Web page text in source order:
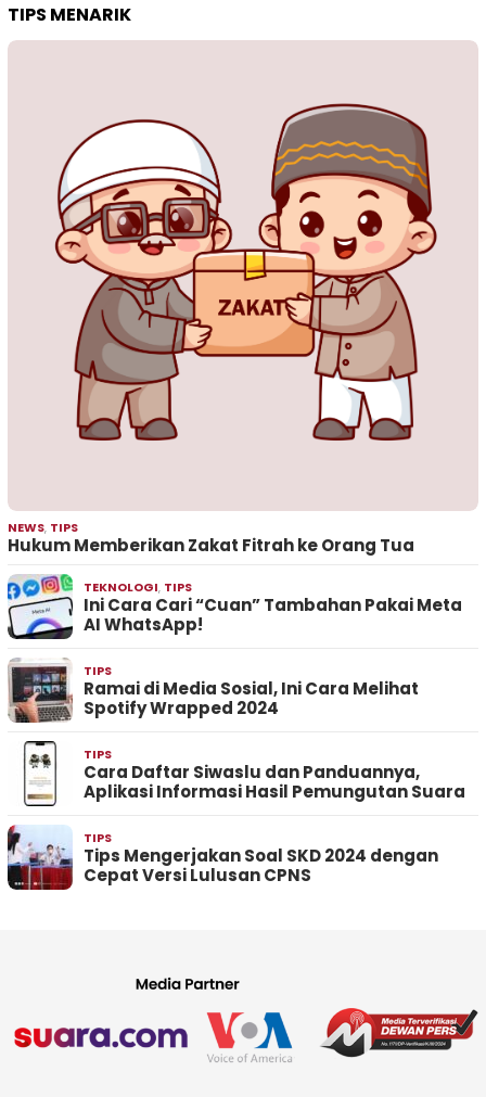
TIPS MENARIK
NEWS, TIPS
Hukum Memberikan Zakat Fitrah ke Orang Tua
TEKNOLOGI, TIPS
Ini Cara Cari “Cuan” Tambahan Pakai Meta
AI WhatsApp!
TIPS
Ramai di Media Sosial, Ini Cara Melihat
Spotify Wrapped 2024
TIPS
Cara Daftar Siwaslu dan Panduannya,
Aplikasi Informasi Hasil Pemungutan Suara
TIPS
Tips Mengerjakan Soal SKD 2024 dengan
Cepat Versi Lulusan CPNS